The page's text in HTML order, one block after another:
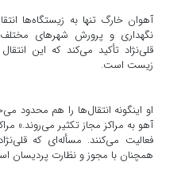
آهوان خارگ تنها به زیستگاه‌ها
نگهداری و پرورش شهرهای
قلی‌نژاد تأکید می‌کند که این
زیست است.
آهو به مراکز مجاز تکثیر می‌روند.»
فعالیت می‌کنند. مسأله‌ای که
همچنان با مجوز و نظارت پردیسان